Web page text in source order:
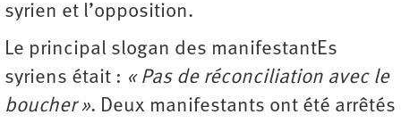
syrien et l’opposition.
Le principal slogan des manifestantEs
syriens était : « Pas de réconciliation avec le
boucher ». Deux manifestants ont été arrêtés